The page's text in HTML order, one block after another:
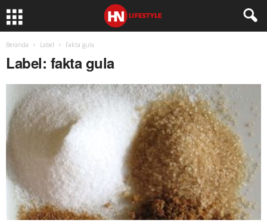
Beranda Label Fakta gula
Label: fakta gula